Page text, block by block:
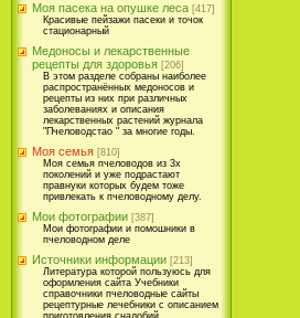
Моя пасека на опушке леса [417]
Красивые пейзажи пасеки и точок
стационарный
Медоносы и лекарственные
рецепты для здоровья [206]
В этом разделе собраны наиболее
распространённых медоносов и
рецепты из них при различных
заболеваниях и описания
лекарственных растений журнала
"Пчеловодстао " за многие годы.
Моя семья [810]
Моя семья пчеловодов из 3х
поколений и уже подрастают
правнуки которых будем тоже
привлекать к пчеловодному делу.
Мои фотографии [387]
Мои фотографии и помошники в
пчеловодном деле
Источники информации [213]
Литература которой пользуюсь для
оформления сайта Учебники
справочники пчеловодные сайты
рецептурные лечебники с описанием
приготовления снадобий